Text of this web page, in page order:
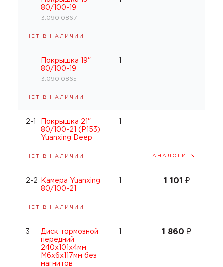
80/100-19
3.090.0867
—
НЕТ В НАЛИЧИИ
Покрышка 19"
80/100-19
3.090.0865
—
НЕТ В НАЛИЧИИ
Покрышка 21"
80/100-21 (P153)
Yuanxing Deep
—
НЕТ В НАЛИЧИИ АНАЛОГИ
2-1
Камера Yuanxing
80/100-21
1 101 ₽
НЕТ В НАЛИЧИИ
2-2
Диск тормозной
передний
240x101х4мм
М6х6х117мм без
магнитов
1 860₽
3